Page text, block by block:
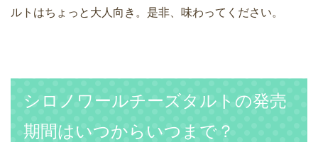
ルトはちょっと大人向き。是非、味わってください。
シロノワールチーズタルトの発売
期間はいつからいつまで？